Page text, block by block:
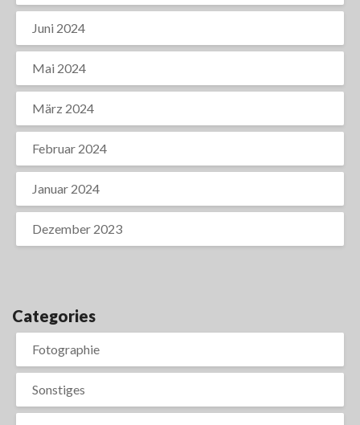
Juni 2024
Mai 2024
März 2024
Februar 2024
Januar 2024
Dezember 2023
Categories
Fotographie
Sonstiges